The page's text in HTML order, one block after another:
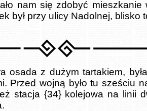
nam się zdobyć mieszkanie
był przy ulicy Nadolnej, blisko
osada z dużym tartakiem,
Przed wojną było tu sześciu
stacja {34} kolejowa na linii